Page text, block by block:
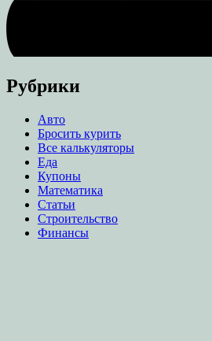
Рубрики
Авто
Бросить курить
Все калькуляторы
Еда
Купоны
Математика
Статьи
Строительство
Финансы